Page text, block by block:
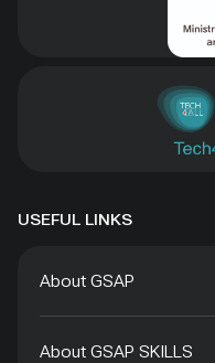
USEFUL LINKS
About GSAP
About GSAP SKILLS